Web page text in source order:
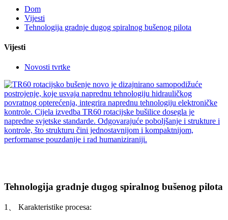
Dom
Vijesti
Tehnologija gradnje dugog spiralnog bušenog pilota
Vijesti
Novosti tvrtke
Tehnologija gradnje dugog spiralnog bušenog pilota
1、 Karakteristike procesa: